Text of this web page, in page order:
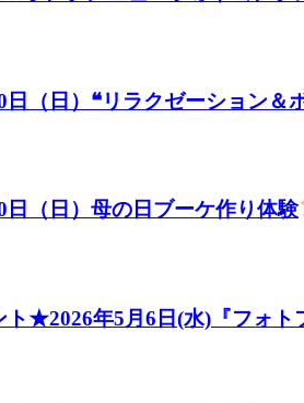
日（日）❝リラクゼーション
日（日）母の日ブーケ作り体験
★2026年5月6日(水)『フォト